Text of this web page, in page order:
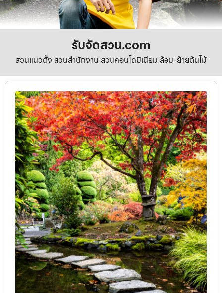
รับจัดสวน.com
สวนแนวตั้ง สวนสำนักงาน สวนคอนโดมิเนียม ล้อม-ย้ายต้นไม้